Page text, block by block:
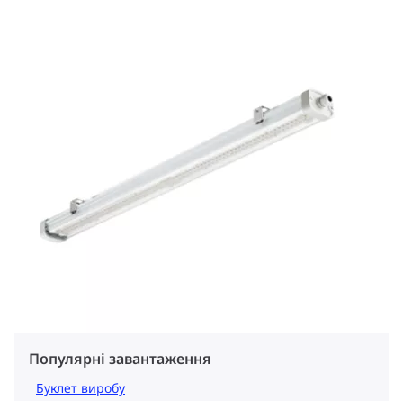
Популярні завантаження
Буклет виробу